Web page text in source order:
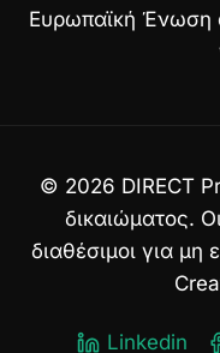
Ευρωπαϊκή Ένωση
© 2026 DIRECT
δικαιώματος.
διαθέσιμοι για μη
Linkedin